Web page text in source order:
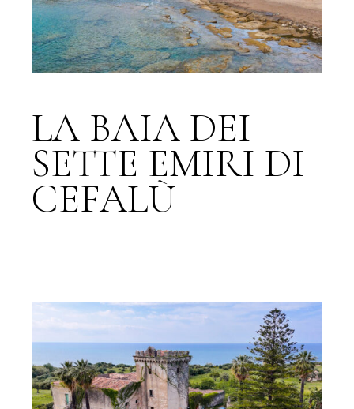
LA BAIA DEI
SETTE EMIRI DI
CEFALÙ